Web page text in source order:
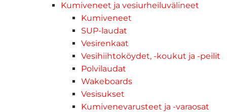
Kumiveneet ja vesiurheiluvälineet
Kumiveneet
SUP-laudat
Vesirenkaat
Vesihiihtoköydet, -koukut ja -peilit
Polvilaudat
Wakeboards
Vesisukset
Kumivenevarusteet ja -varaosat